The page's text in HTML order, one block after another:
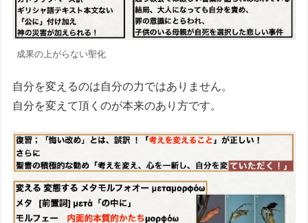
成果の上がらない聖化
自分を変えるのは自分の力ではありません。
自分を変えて頂くのが本来のあり方です。